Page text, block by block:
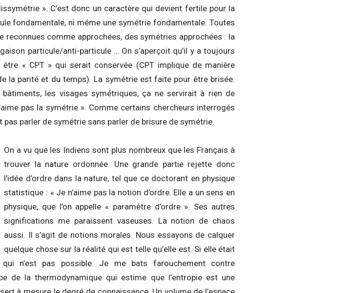
». C’est donc un caractère qui devient fertile pour la
fondamentale, ni même une symétrie fondamentale. Toutes
reconnues comme approchées, des symétries approchées : la
particule/anti-particule … On s’aperçoit qu’il y a toujours
« CPT » qui serait conservée (CPT implique de manière
la parité et du temps). La symétrie est faite pour être brisée.
les visages symétriques, ça ne servirait à rien de
pas la symétrie ». Comme certains chercheurs interrogés
pas parler de symétrie sans parler de brisure de symétrie.
On a vu que les Indiens sont plus nombreux que les Français à
trouver la nature ordonnée. Une grande partie rejette donc
l’idée d’ordre dans la nature, tel que ce doctorant en physique
statistique : « Je n’aime pas la notion d’ordre. Elle a un sens en
physique, que l’on appelle « paramètre d’ordre ». Ses autres
significations me paraissent vaseuses. La notion de chaos
aussi. Il s’agit de notions morales. Nous essayons de calquer
quelque chose sur la réalité qui est telle qu’elle est. Si elle était
n’est pas possible. Je me bats farouchement contre
de la thermodynamique qui estime que l’entropie est une